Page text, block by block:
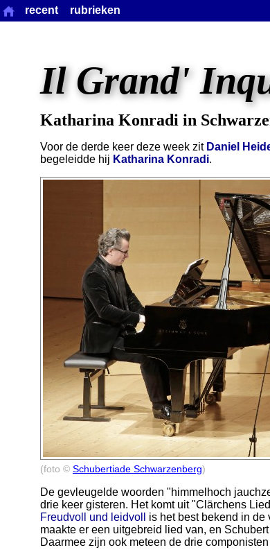
Il Grand'
Katharina Konradi in
Voor de derde keer deze week zit Daniel
begeleidde hij Katharina Konradi.
(foto © Schubertiade Schwarzenberg)
De gevleugelde woorden "himmelhoch
drie keer gisteren. Het komt uit "Clärchens
Freudvoll und leidvoll
is het best bekend in de
maakte er een uitgebreid lied van, en
Daarmee zijn ook meteen de drie
recent rubrieken